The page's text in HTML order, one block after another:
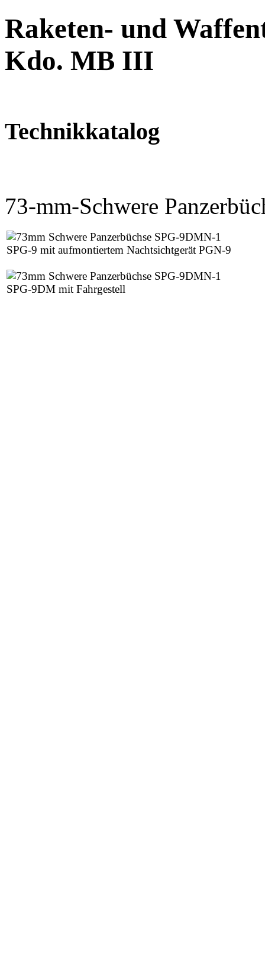
Raketen- und
Kdo. MB III
Technikkatalog
73-mm-Schwere
SPG-9 mit aufmontiertem Nachtsichtgerät PGN-9
SPG-9DM mit Fahrgestell